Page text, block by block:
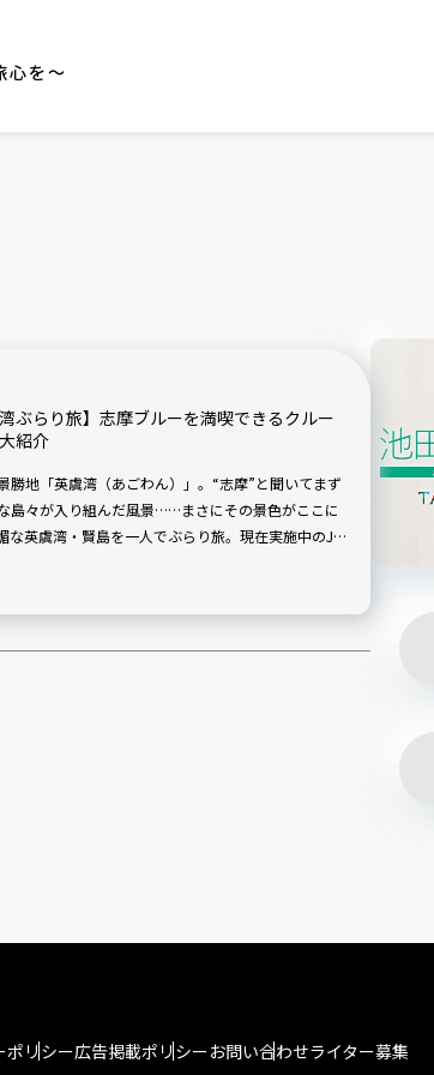
心を～
ぶらり旅】志摩ブルーを満喫できるクルー
紹介
勝地「英虞湾（あごわん）」。“志摩”と聞いてまず
島々が入り組んだ風景……まさにその景色がここに
な英虞湾・賢島を一人でぶらり旅。現在実施中のJR
うで知らない魅力をたっぷりとご紹介します。
ポリシー広告掲載ポリシーお問い合わせライター募集